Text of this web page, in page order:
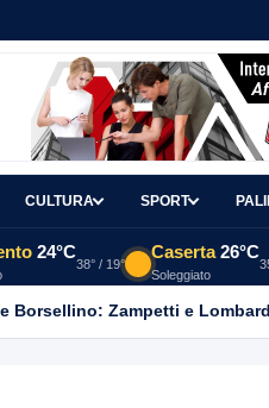
CULTURA SPORT
24°C
38° / 19°
Caserta 26°C
Soleggiato
Borsellino: Zampetti e